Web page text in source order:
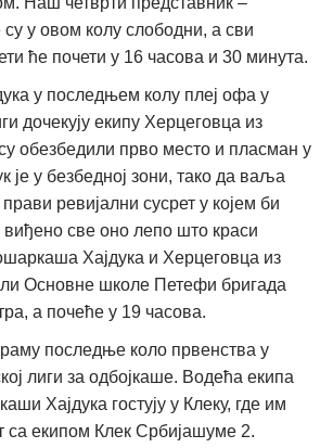
у овом колу слободни, а сви
ће почети у 16 часова и 30 минута.
у последњем колу плеј офа у
дочекују екипу Херцеговца из
обезбедили прво место и пласман у
је у безбедној зони, тако да ваља
ревијални сусрет у којем би
виђено све оно лепо што краси
Хајдука и Херцеговца из
Основне школе Петефи бригада
а почеће у 19 часова.
последње коло првенства у
лиги за одбојкаше. Водећа екипа
Хајдука гостују у Клеку, где им
са екипом Клек Србијашуме 2.